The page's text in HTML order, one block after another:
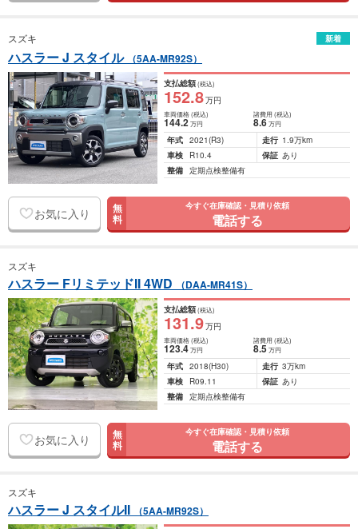
スズキ 新着
ハスラー J スタイル （5AA-MR92S）
支払総額(税込)
152.8万円
車両価格(税込)
144.2万円
諸費用 (税込)
8.6 万円
年式 2021(R3) 走行 1.9万km
車検
R10.4 保証 あり
整備 定期点検整備有
お気に入り 無
料
今すぐ在庫確認・見積り依頼
電話する
スズキ
ハスラー FリミテッドII 4WD （DAA-MR41S）
支払総額(税込)
131.9万円
車両価格(税込)
123.4万円
諸費用 (税込)
8.5 万円
年式 2018(H30) 走行 3万km
車検
R09.11 保証 あり
整備 定期点検整備有
お気に入り 無
料
今すぐ在庫確認・見積り依頼
電話する
スズキ
ハスラー J スタイルII （5AA-MR92S）